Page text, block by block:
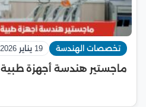
تخصصات الهندسة 19 يناير 2026
ماجستير هندسة أجهزة طبية